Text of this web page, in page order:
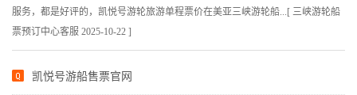
服务，都是好评的，凯悦号游轮旅游单程票价在美亚三峡游轮船...[ 三峡游轮船
票预订中心客服 2025-10-22 ]
凯悦号游船售票官网